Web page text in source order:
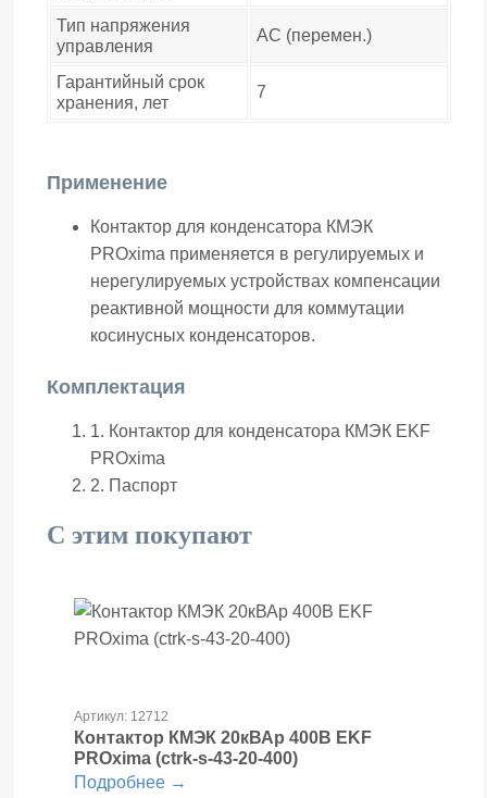
Тип напряжения
управления
AC (перемен.)
Гарантийный срок
хранения, лет
7
Применение
Контактор для конденсатора КМЭК
PROxima применяется в регулируемых и
нерегулируемых устройствах компенсации
реактивной мощности для коммутации
косинусных конденсаторов.
Комплектация
1. Контактор для конденсатора КМЭК EKF
PROxima
2. Паспорт
С этим покупают
Артикул: 12712
Контактор КМЭК 20кВАр 400В EKF
PROxima (ctrk-s-43-20-400)
Подробнее →